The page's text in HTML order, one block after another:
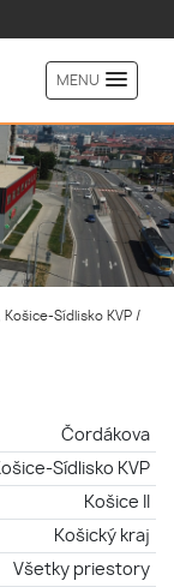
MENU
Sídlisko KVP /
Čordákova
Sídlisko KVP
Košice II
Košický kraj
Všetky priestory